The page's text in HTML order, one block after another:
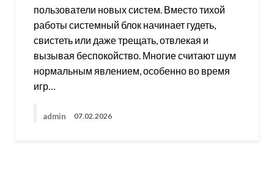
пользователи новых систем. Вместо тихой
работы системный блок начинает гудеть,
свистеть или даже трещать, отвлекая и
вызывая беспокойство. Многие считают шум
нормальным явлением, особенно во время
игр…
admin 07.02.2026